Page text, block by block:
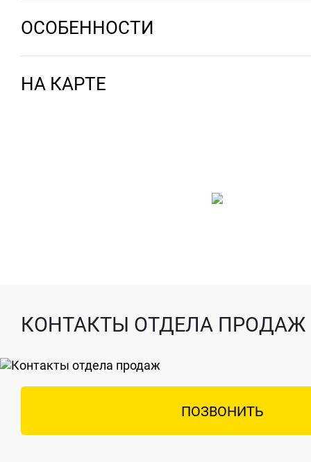
ОСОБЕННОСТИ
НА КАРТЕ
КОНТАКТЫ ОТДЕЛА ПРОДАЖ
ПОЗВОНИТЬ